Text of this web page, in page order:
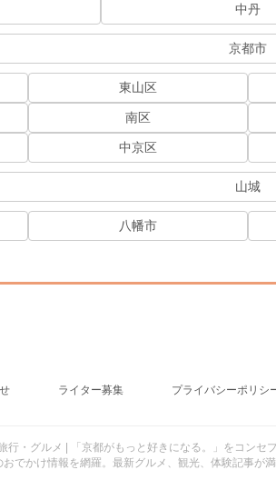
中丹
京都市
東山区
南区
中京区
山城
八幡市
ライター募集 プライバシーポリシ
行・グルメ | 「京都がもっと好きになる。」をコンセ
でかけ情報を網羅。最新グルメ、観光、体験記事が